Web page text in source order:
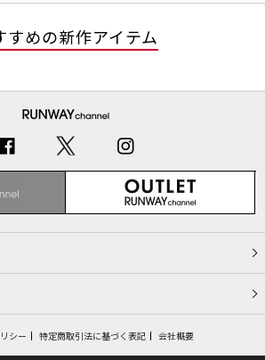
すめの新作アイテム
シー 特定商取引法に基づく表記 会社概要